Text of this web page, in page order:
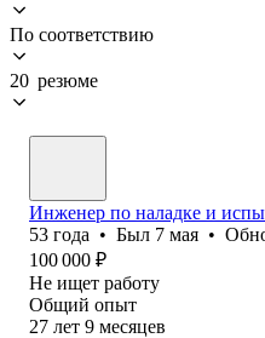
По соответствию
20 резюме
Инженер по наладке и
53 года • Был 7 мая •
100 000 ₽
Не ищет работу
Общий опыт
27 лет 9 месяцев